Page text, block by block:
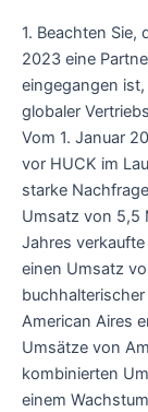
1. Beachten
2023 eine
eingegangen
globaler
Vom 1. Januar
vor HUCK im
starke
Umsatz von 5,5
Jahres
einen Umsatz
American Aires
Umsätze von
kombinierten
einem